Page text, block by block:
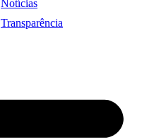
Notícias
Transparência